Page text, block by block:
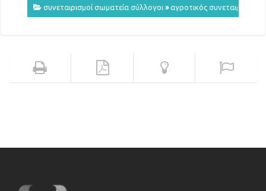
συνεταιρισμοί σωματεία σύλλογοι »αγροτικός συνεταιρισμός